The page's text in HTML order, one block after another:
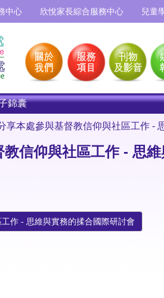
中心 欣悅家長綜合服務中心 兒童
錦囊
享本處參與基督教信仰與社區工作 -
信仰與社區工作 - 思
作 - 思維與實務的揉合國際研討會